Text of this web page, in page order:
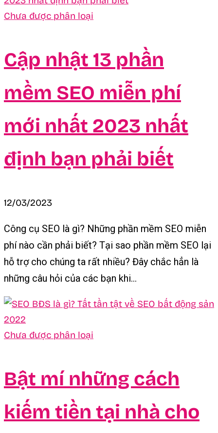
Chưa được phân loại
Cập nhật 13 phần
mềm SEO miễn phí
mới nhất 2023 nhất
định bạn phải biết
12/03/2023
Công cụ SEO là gì? Những phần mềm SEO miễn
phí nào cần phải biết? Tại sao phần mềm SEO lại
hỗ trợ cho chúng ta rất nhiều? Đây chắc hẳn là
những câu hỏi của các bạn khi...
Chưa được phân loại
Bật mí những cách
kiếm tiền tại nhà cho